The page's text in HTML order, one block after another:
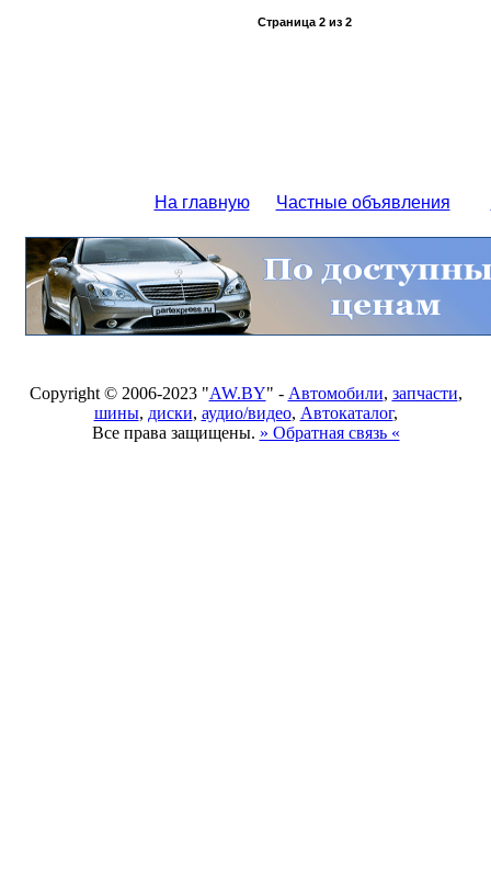
Страница 2из 2
На главную Частные объявления
Copyright © 2006-2023 "AW.BY" - Автомобили, запчасти,
шины, диски, аудио/видео, Автокаталог,
Все права защищены. » Обратная связь «